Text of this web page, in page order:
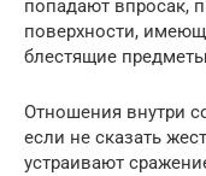
попадают впросак,
поверхности,
блестящие
Отношения внутри
если не сказать
устраивают